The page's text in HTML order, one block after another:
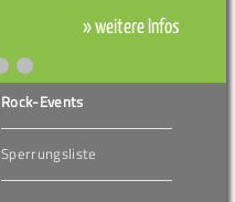
» weitere Infos
Rock-Events
Sperrungsliste